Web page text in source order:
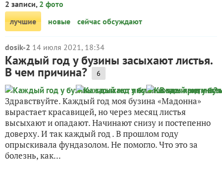
2 записи, 2 фото
лучшие
новые сейчас обсуждают
dosik-2 14 июля 2021, 18:34
Каждый год у бузины засыхают листья.
В чем причина? 6
Здравствуйте. Каждый год моя бузина «Мадонна»
вырастает красавицей, но через месяц листья
высыхают и опадают. Начинают снизу и постепенно
доверху. И так каждый год . В прошлом году
опрыскивала фундазолом. Не помогло. Что это за
болезнь, как...